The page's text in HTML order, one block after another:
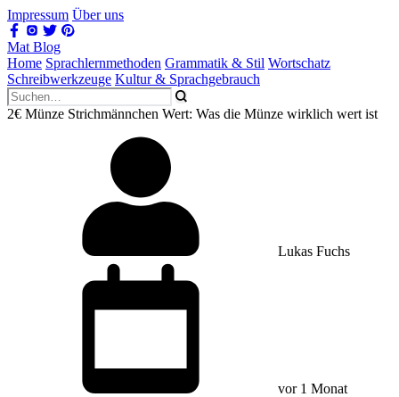
Impressum Über uns
Mat Blog
Home Sprachlernmethoden Grammatik & Stil Wortschatz
Schreibwerkzeuge Kultur & Sprachgebrauch
2€ Münze Strichmännchen Wert: Was die Münze wirklich wert ist
Lukas Fuchs
vor 1 Monat